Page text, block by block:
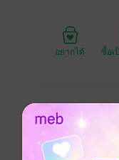
อยากได้ ซื้อเ
“มือปราบพญายม
ทำหน้าที่ปราบคน
ความสามารถเฉ
ในระดับยอดฝีมือ